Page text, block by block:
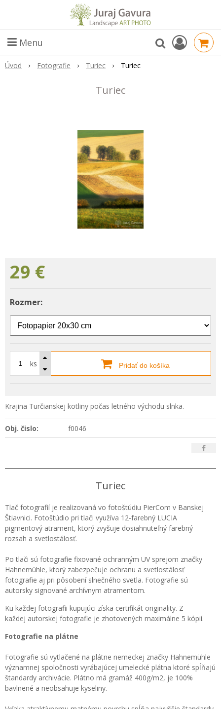
Menu
Úvod Fotografie Turiec Turiec
Turiec
29 €
Rozmer:
ks Pridať do košíka
Krajina Turčianskej kotliny počas letného východu slnka.
Obj. čislo: f0046
Turiec
Tlač fotografií je realizovaná vo fotoštúdiu PierCom v Banskej
Štiavnici. Fotoštúdio pri tlači využíva 12-farebný LUCIA
pigmentový atrament, ktorý zvyšuje dosiahnuteľný farebný
rozsah a svetlostálosť.
Po tlači sú fotografie fixované ochranným UV sprejom značky
Hahnemühle, ktorý zabezpečuje ochranu a svetlostálosť
fotografie aj pri pôsobení slnečného svetla. Fotografie sú
autorsky signované archívnym atramentom.
Ku každej fotografii kupujúci získa certifikát originality. Z
každej autorskej fotografie je zhotovených maximálne 5 kópií.
Fotografie na plátne
Fotografie sú vytlačené na plátne nemeckej značky Hahnemühle
významnej spoločnosti vyrábajúcej umelecké plátna ktoré spĺňajú
štandardy archivácie. Plátno má gramáž 400g/m2, je 100%
bavlnené a neobsahuje kyseliny.